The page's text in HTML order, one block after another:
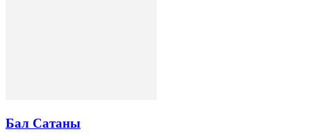
Бал Сатаны